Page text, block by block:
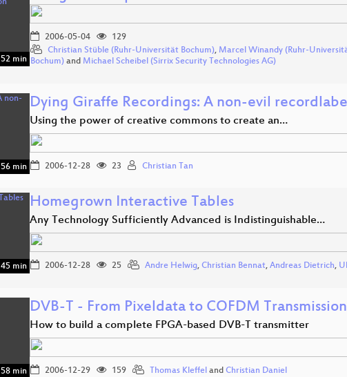
52 min
2006-05-04
129
Christian Stüble (Ruhr-Universität Bochum), Marcel Winandy (Ruhr-
Bochum) and Michael Scheibel (Sirrix Security Technologies AG)
56 min
Dying Giraffe Recordings: A non-evil
Using the power of creative commons to create an…
2006-12-28 23 Christian Tan
45 min
Homegrown Interactive Tables
Any Technology Sufficiently Advanced is Indistinguishable…
2006-12-28 25 Andre Helwig, Christian Bennat, Andreas Dietrich,
58 min
DVB-T - From Pixeldata to COFDM Transmission
How to build a complete FPGA-based DVB-T transmitter
2006-12-29 159 Thomas Kleffel and Christian Daniel